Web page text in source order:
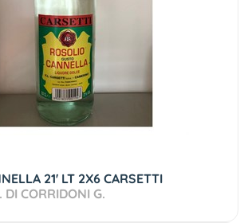
21' LT 2X6 CARSETTI
DI CORRIDONI G.